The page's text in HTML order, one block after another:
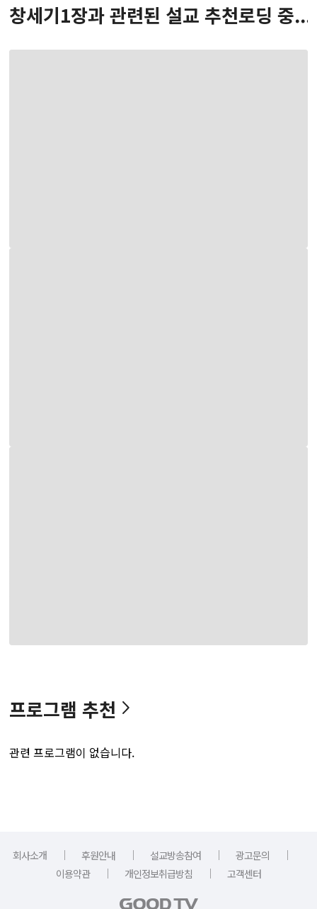
창세기1장과 관련된 설교 추천로딩 중...
프로그램 추천
관련 프로그램이 없습니다.
회사소개 ｜ 후원안내 ｜ 설교방송참여 ｜ 광고문의
｜
이용약관
｜ 개인정보취급방침 ｜ 고객센터